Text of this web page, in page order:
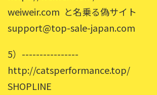
weiweir.com と名乗る偽サイト
support@top-sale-japan.com
5）----------------
http://catsperformance.top/
SHOPLINE